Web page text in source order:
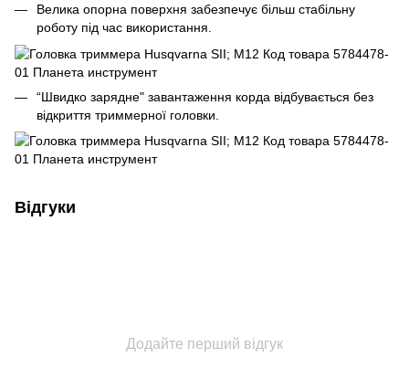
Велика опорна поверхня забезпечує більш стабільну
роботу під час використання.
“Швидко зарядне" завантаження корда відбувається без
відкриття триммерної головки.
Відгуки
Додайте перший відгук